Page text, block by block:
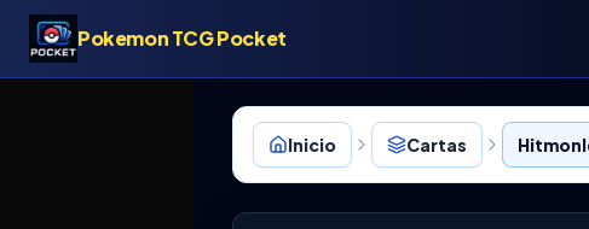
Pokemon TCG Pocket
Inicio Cartas